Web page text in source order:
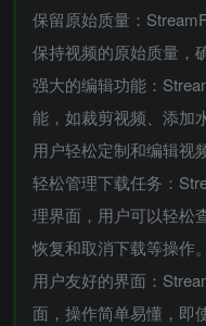
保留原始质量：
保持视频的原始质量，
强大的编辑功能：
能，如裁剪视频、添加
用户轻松定制和编辑视
轻松管理下载任务：
理界面，用户可以轻松
恢复和取消下载等操作。
用户友好的界面：
面，操作简单易懂，即